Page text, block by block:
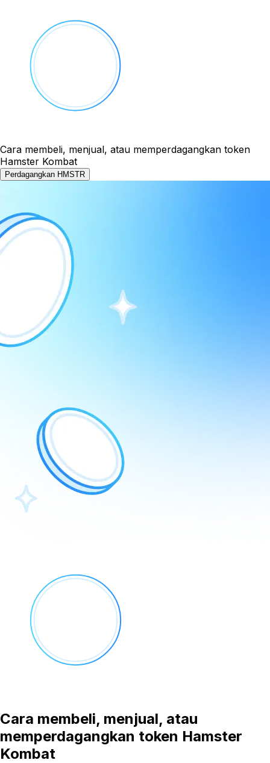
Cara membeli, menjual, atau memperdagangkan token
Hamster Kombat
Perdagangkan HMSTR
Cara membeli, menjual, atau
memperdagangkan token Hamster
Kombat